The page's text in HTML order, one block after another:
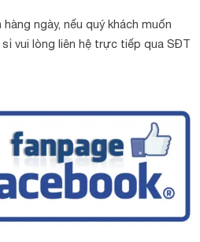
ngày, nếu quý khách muốn
vui lòng liên hệ trực tiếp qua SĐT